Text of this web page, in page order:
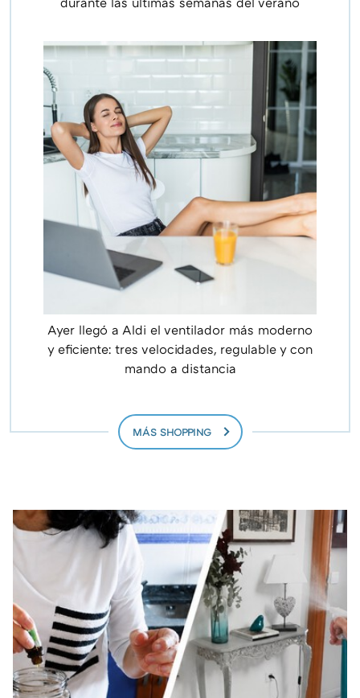
Ayer llegó a Aldi el ventilador más moderno
y eficiente: tres velocidades, regulable y con
mando a distancia
MÁS SHOPPING